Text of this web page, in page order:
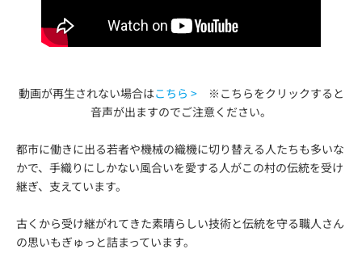
動画が再生されない場合はこちら >※こちらをクリックすると
音声が出ますのでご注意ください。
都市に働きに出る若者や機械の織機に切り替える人たちも多いな
かで、手織りにしかない風合いを愛する人がこの村の伝統を受け
継ぎ、支えています。
古くから受け継がれてきた素晴らしい技術と伝統を守る職人さん
の思いもぎゅっと詰まっています。